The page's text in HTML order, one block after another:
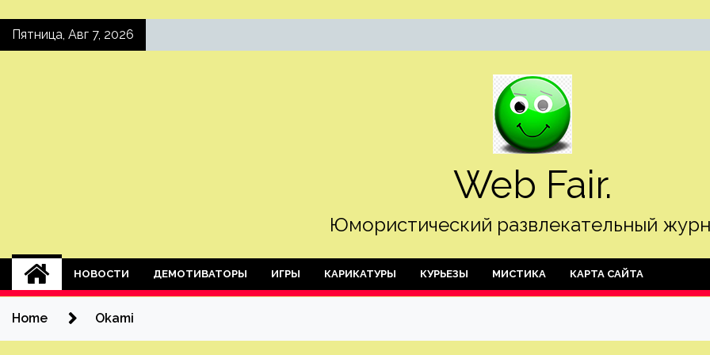
SkipПятница, Авг 7, 2026
Web Fair.
Юмористический развлекательный
НОВОСТИ ДЕМОТИВАТОРЫ ИГРЫ КАРИКАТУРЫ КУРЬЕЗЫ МИСТИКА КАРТА САЙТА
Home Okami